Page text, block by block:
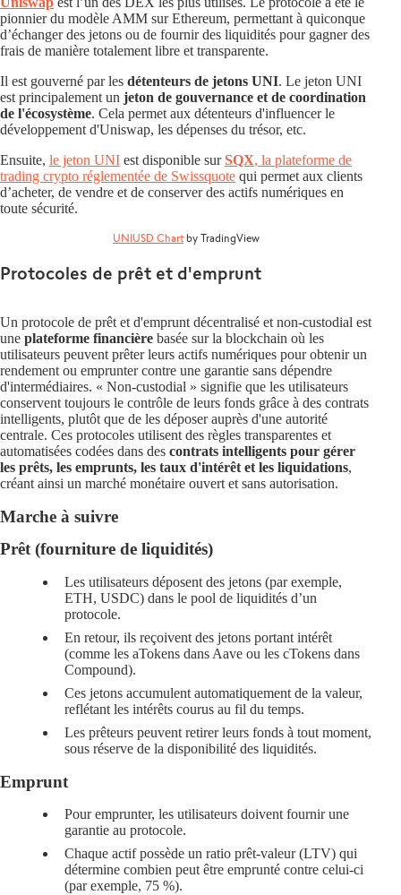
pionnier du modèle AMM sur Ethereum, permettant à quiconque
d’échanger des jetons ou de fournir des liquidités pour gagner des
frais de manière totalement libre et transparente.
Il est gouverné par les détenteurs de jetons UNI. Le jeton UNI
est principalement un jeton de gouvernance et de coordination
de l'écosystème. Cela permet aux détenteurs d'influencer le
développement d'Uniswap, les dépenses du trésor, etc.
Ensuite, le jeton UNI est disponible surSQX, la plateforme de
trading crypto réglementée de Swissquote qui permet aux clients
d’acheter, de vendre et de conserver des actifs numériques en
toute sécurité.
UNIUSD Chart by TradingView
Protocoles de prêt et d'emprunt
Un protocole de prêt et d'emprunt décentralisé et non-custodial est
une plateforme financière basée sur la blockchain où les
utilisateurs peuvent prêter leurs actifs numériques pour obtenir un
rendement ou emprunter contre une garantie sans dépendre
d'intermédiaires. « Non-custodial » signifie que les utilisateurs
conservent toujours le contrôle de leurs fonds grâce à des contrats
intelligents, plutôt que de les déposer auprès d'une autorité
centrale. Ces protocoles utilisent des règles transparentes et
automatisées codées dans des contrats intelligents pour gérer
les prêts, les emprunts, les taux d'intérêt et les liquidations,
créant ainsi un marché monétaire ouvert et sans autorisation.
Marche à suivre
Prêt (fourniture de liquidités)
Les utilisateurs déposent des jetons (par exemple,
ETH, USDC) dans le pool de liquidités d’un
protocole.
En retour, ils reçoivent des jetons portant intérêt
(comme les aTokens dans Aave ou les cTokens dans
Compound).
Ces jetons accumulent automatiquement de la valeur,
reflétant les intérêts courus au fil du temps.
Les prêteurs peuvent retirer leurs fonds à tout moment,
sous réserve de la disponibilité des liquidités.
Emprunt
Pour emprunter, les utilisateurs doiventfournir une
garantie au protocole.
Chaque actif possède un ratio prêt-valeur (LTV) qui
détermine combien peut être emprunté contre celui-ci
(par exemple, 75 %).